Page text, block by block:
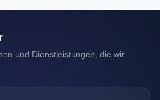
und Dienstleistungen, die wir